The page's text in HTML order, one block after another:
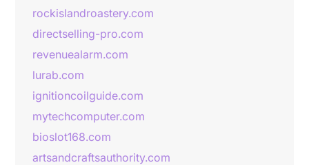
rockislandroastery.com
directselling-pro.com
revenuealarm.com
lurab.com
ignitioncoilguide.com
mytechcomputer.com
bioslot168.com
artsandcraftsauthority.com